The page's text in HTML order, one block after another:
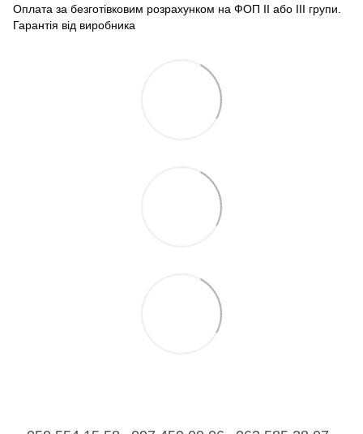
Оплата за безготівковим розрахунком на ФОП II або III групи.
Гарантія від виробника